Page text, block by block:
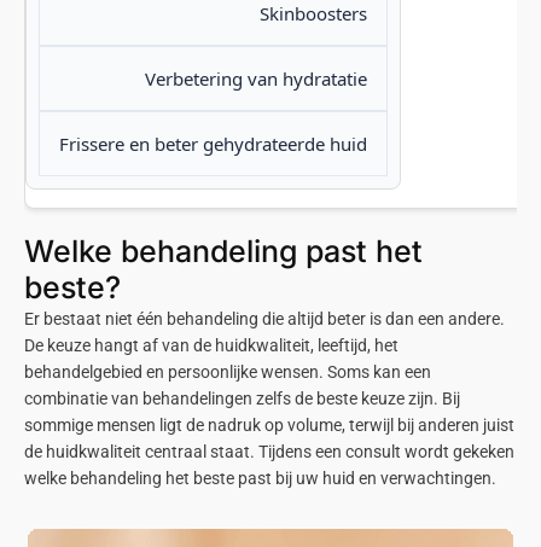
Skinboosters
Verbetering van hydratatie
Frissere en beter gehydrateerde huid
Welke behandeling past het
beste?
Er bestaat niet één behandeling die altijd beter is dan een andere.
De keuze hangt af van de huidkwaliteit, leeftijd, het
behandelgebied en persoonlijke wensen. Soms kan een
combinatie van behandelingen zelfs de beste keuze zijn. Bij
sommige mensen ligt de nadruk op volume, terwijl bij anderen juist
de huidkwaliteit centraal staat. Tijdens een consult wordt gekeken
welke behandeling het beste past bij uw huid en verwachtingen.